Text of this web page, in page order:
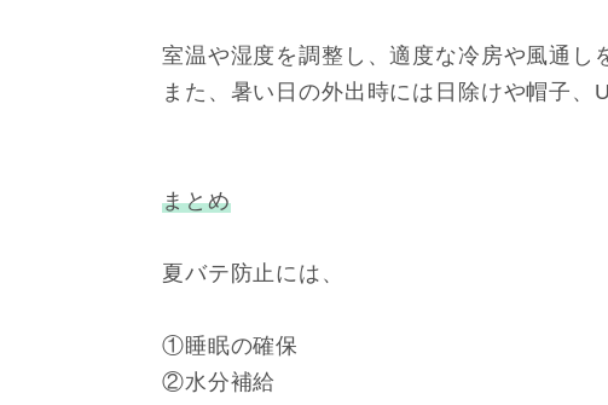
室温や湿度を調整し、適度な冷房や風通し
また、暑い日の外出時には日除けや帽子、
まとめ
夏バテ防止には、
①睡眠の確保
②水分補給